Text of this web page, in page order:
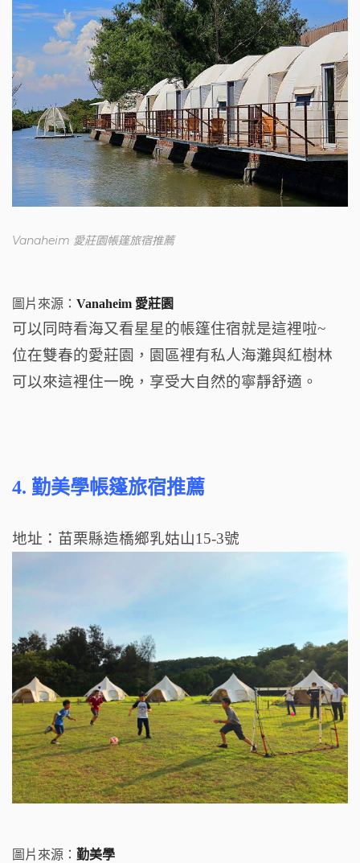
Vanaheim 愛莊園帳篷旅宿推薦
圖片來源： Vanaheim 愛莊園
可以同時看海又看星星的帳篷住宿就是這裡啦~
位在雙春的愛莊園，園區裡有私人海灘與紅樹林
可以來這裡住一晚，享受大自然的寧靜舒適。
4. 勤美學帳篷旅宿推薦
地址：苗栗縣造橋鄉乳姑山15-3號
圖片來源： 勤美學